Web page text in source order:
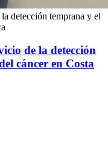
detección temprana y el
de la detección
cáncer en Costa